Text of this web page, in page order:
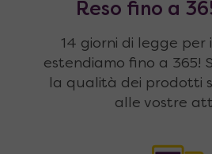
Reso fino a
14 giorni di legge per
estendiamo fino a 365!
la qualità dei prodotti
alle vostre